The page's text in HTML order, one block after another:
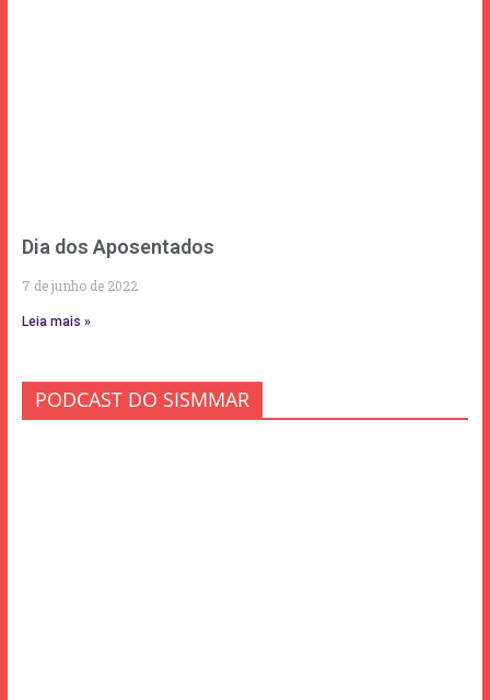
Dia dos Aposentados
7 de junho de 2022
Leia mais »
PODCAST DO SISMMAR